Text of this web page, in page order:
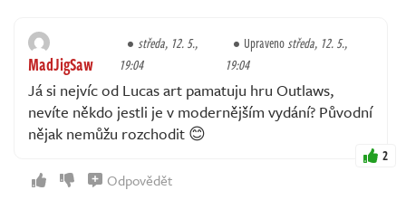
MadJigSaw
středa, 12. 5.,
19:04
Upravenostředa, 12. 5.,
19:04
Já si nejvíc od Lucas art pamatuju hru Outlaws,
nevíte někdo jestli je v modernějším vydání? Původní
nějak nemůžu rozchodit 😊
2
Odpovědět